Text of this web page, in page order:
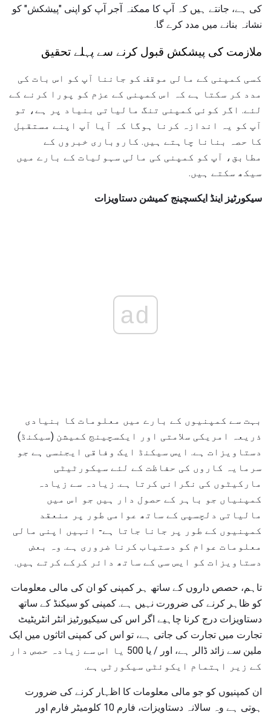
کی ہے، جانتے ہیں کہ آپ کا ممکنہ آجر آپ کو اپنی "پیشکش" کو
نشانہ بنانے میں مدد کرے گا.
ملازمت کی پیشکش قبول کرنے سے پہلے تحقیق
کسی کمپنی کے مالی موقف کو جاننا آپ کو اس بات کی
مدد کر سکتا ہے کہ اس کمپنی کے عزم کو پورا کرنے کے
لئے. اگر کوئی کمپنی تنگ مالیاتی بنیاد پر ہے، تو
آپ کو یہ اندازہ کرنا ہوگا کہ آیا آپ اپنے مستقبل
کا حصہ بنانا چاہتے ہیں. کاروباری خبروں کے
مطابق، آپ کو کمپنی کی مالی سہولیات کے بارے میں
سیکھ سکتے ہیں.
سیکورٹیز اینڈ ایکسچینج کمیشن دستاویزات
ad
بہت سے کمپنیوں کے بارے میں معلومات کا بنیادی
ذریعہ امریکی سلامتی اور ایکسچینج کمیشن (سیکنڈ)
دستاویزات ہے. ایس سیکنڈ ایک وفاقی ایجنسی ہے جو
سرمایہ کاروں کی حفاظت کے لئے سیکورٹیٹی
مارکیٹوں کی نگرانی کرتا ہے. زیادہ سے زیادہ
کمپنیاں جو باہر کے حصول دار ہیں جو اس میں
مالیاتی دلچسپی کے ساتھ عوامی طور پر منعقد
کمپنیوں کے طور پر جانا جاتا ہے- انہیں اپنی مالی
معلومات عوام کو دستیاب کرنا ضروری ہے. وہ بعض
دستاویزات کو ایس سی کے ساتھ دائر کرکے کرتے ہیں.
تاہم، حصص داروں کے ساتھ ہر کمپنی کو ان کی مالی معلومات
کو ظاہر کرنے کی ضرورت نہیں ہے. کمپنی کو سیکنڈ کے ساتھ
دستاویزات درج کرنا چاہیے اگر اس کی سیکیورٹیز انٹر انٹریٹیٹ
تجارت میں تجارت کی جاتی ہے، تو اس کی کمپنی اثاثوں میں ایک
ملین سے زائد ڈالر ہے، اور / یا 500 یا اس سے زیادہ حصص دار
کے زیر اہتمام ایکوئٹی سیکورٹی ہے.
ان کمپنیوں کو جو مالی معلومات کا اظہار کرنے کی ضرورت
ہوتی ہے وہ سالانہ دستاویزات، فارم 10 کلومیٹر فارم اور